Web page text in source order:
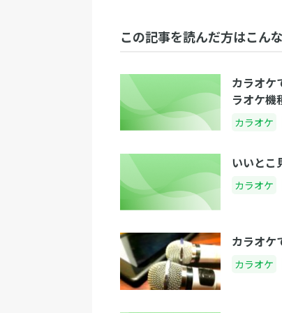
この記事を読んだ方はこん
カラオケ
ラオケ機
カラオケ
いいとこ
カラオケ
カラオケ
カラオケ